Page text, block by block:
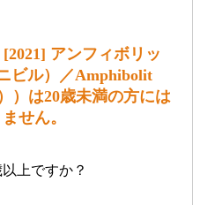
アンフィボリッ
ビル）／Amphibolit
）は20歳未満の方には
せん。
上ですか？